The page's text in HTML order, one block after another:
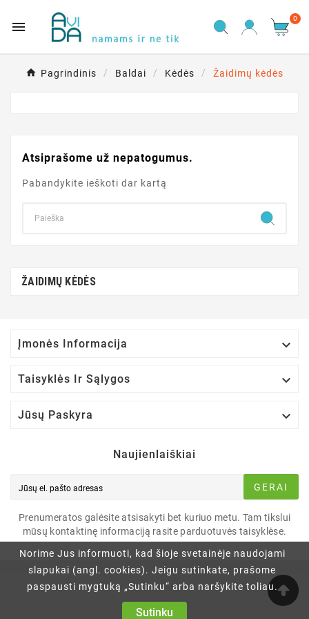
Norime Jus informuoti, kad šioje svetainėje naudojami
slapukai (angl. cookies). Jeigu sutinkate, prašome
paspausti mygtuką „Sutinku“ arba naršykite toliau.
Sutinku

0
Pagrindinis Baldai Kėdės Žaidimų kėdės
Atsiprašome už nepatogumus.
Pabandykite ieškoti dar kartą
ŽAIDIMŲ KĖDĖS
Įmonės Informacija 
Taisyklės Ir Sąlygos 
Jūsų Paskyra 
Naujienlaiškiai
GERAI
Prenumeratos galėsite atsisakyti bet kuriuo metu. Tam tikslui
mūsų kontaktinę informaciją rasite parduotuvės taisyklėse.